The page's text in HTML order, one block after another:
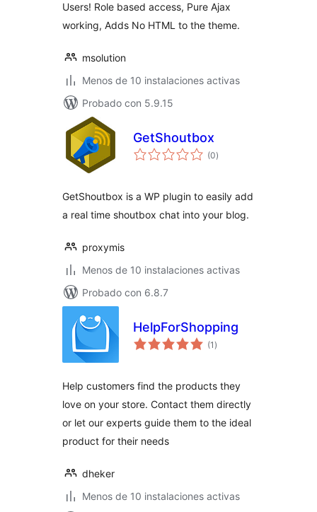
Users! Role based access, Pure Ajax
working, Adds No HTML to the theme.
msolution
Menos de 10 instalaciones activas
Probado con 5.9.15
GetShoutbox
(0total
de
)
GetShoutbox is a WP plugin to easily add
a real time shoutbox chat into your blog.
proxymis
Menos de 10 instalaciones activas
Probado con 6.8.7
HelpForShopping
(1 total
de
)
Help customers find the products they
love on your store. Contact them directly
or let our experts guide them to the ideal
product for their needs
dheker
Menos de 10 instalaciones activas